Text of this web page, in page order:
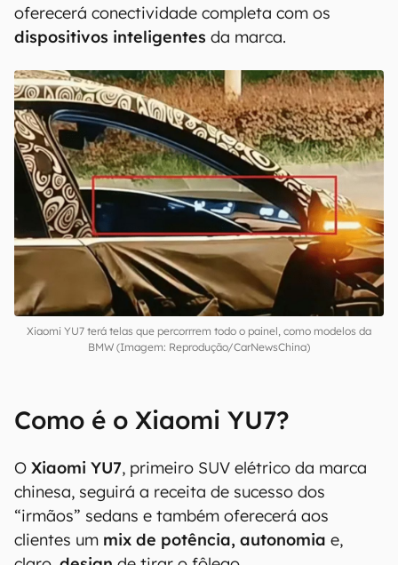
oferecerá conectividade completa com os
dispositivos inteligentes da marca.
Xiaomi YU7 terá telas que percorrrem todo o painel, como modelos da
BMW (Imagem: Reprodução/CarNewsChina)
Como é o Xiaomi YU7?
O Xiaomi YU7, primeiro SUV elétrico da marca
chinesa, seguirá a receita de sucesso dos
“irmãos” sedans e também oferecerá aos
clientes um mix de potência, autonomia e,